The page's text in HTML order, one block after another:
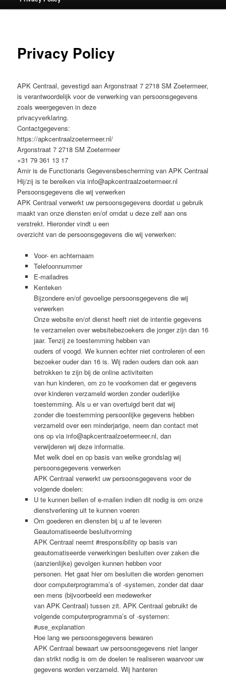
Privacy Policy
APK Centraal, gevestigd aan Argonstraat 7 2718 SM Zoetermeer,
is verantwoordelijk voor de verwerking van persoonsgegevens
zoals weergegeven in deze
privacyverklaring.
Contactgegevens:
https://apkcentraalzoetermeer.nl/
Argonstraat 7 2718 SM Zoetermeer
+31 79 361 13 17
Amir is de Functionaris Gegevensbescherming van APK Centraal
Hij/zij is te bereiken via info@apkcentraalzoetermeer.nl
Persoonsgegevens die wij verwerken
APK Centraal verwerkt uw persoonsgegevens doordat u gebruik
maakt van onze diensten en/of omdat u deze zelf aan ons
verstrekt. Hieronder vindt u een
overzicht van de persoonsgegevens die wij verwerken:
Voor- en achternaam
Telefoonnummer
E-mailadres
Kenteken
Bijzondere en/of gevoelige persoonsgegevens die wij
verwerken
Onze website en/of dienst heeft niet de intentie gegevens
te verzamelen over websitebezoekers die jonger zijn dan 16
jaar. Tenzij ze toestemming hebben van
ouders of voogd. We kunnen echter niet controleren of een
bezoeker ouder dan 16 is. Wij raden ouders dan ook aan
betrokken te zijn bij de online activiteiten
van hun kinderen, om zo te voorkomen dat er gegevens
over kinderen verzameld worden zonder ouderlijke
toestemming. Als u er van overtuigd bent dat wij
zonder die toestemming persoonlijke gegevens hebben
verzameld over een minderjarige, neem dan contact met
ons op via info@apkcentraalzoetermeer.nl, dan
verwijderen wij deze informatie.
Met welk doel en op basis van welke grondslag wij
persoonsgegevens verwerken
APK Centraal verwerkt uw persoonsgegevens voor de
volgende doelen:
U te kunnen bellen of e-mailen indien dit nodig is om onze
dienstverlening uit te kunnen voeren
Om goederen en diensten bij u af te leveren
Geautomatiseerde besluitvorming
APK Centraal neemt #responsibility op basis van
geautomatiseerde verwerkingen besluiten over zaken die
(aanzienlijke) gevolgen kunnen hebben voor
personen. Het gaat hier om besluiten die worden genomen
door computerprogramma’s of -systemen, zonder dat daar
een mens (bijvoorbeeld een medewerker
van APK Centraal) tussen zit. APK Centraal gebruikt de
volgende computerprogramma’s of -systemen:
#use_explanation
Hoe lang we persoonsgegevens bewaren
APK Centraal bewaart uw persoonsgegevens niet langer
dan strikt nodig is om de doelen te realiseren waarvoor uw
gegevens worden verzameld. Wij hanteren